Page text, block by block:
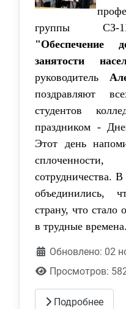
группы СЗ-
"Обеспечение
занятости
руководитель
поздравляют
студентов
праздником -
Этот день
сплоченности,
сотрудничества.
объединились,
страну, что стало
в трудные времена.
Обновлено: 02
Просмотров:
Подробнее